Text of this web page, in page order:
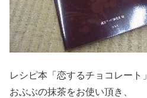
レシピ本「恋するチョコレート
おぶぶの抹茶をお使い頂き、